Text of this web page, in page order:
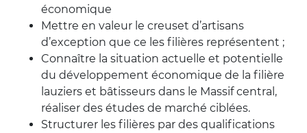
économique
Mettre en valeur le creuset d’artisans
d’exception que ce les filières représentent ;
Connaître la situation actuelle et potentielle
du développement économique de la filière
lauziers et bâtisseurs dans le Massif central,
réaliser des études de marché ciblées.
Structurer les filières par des qualifications